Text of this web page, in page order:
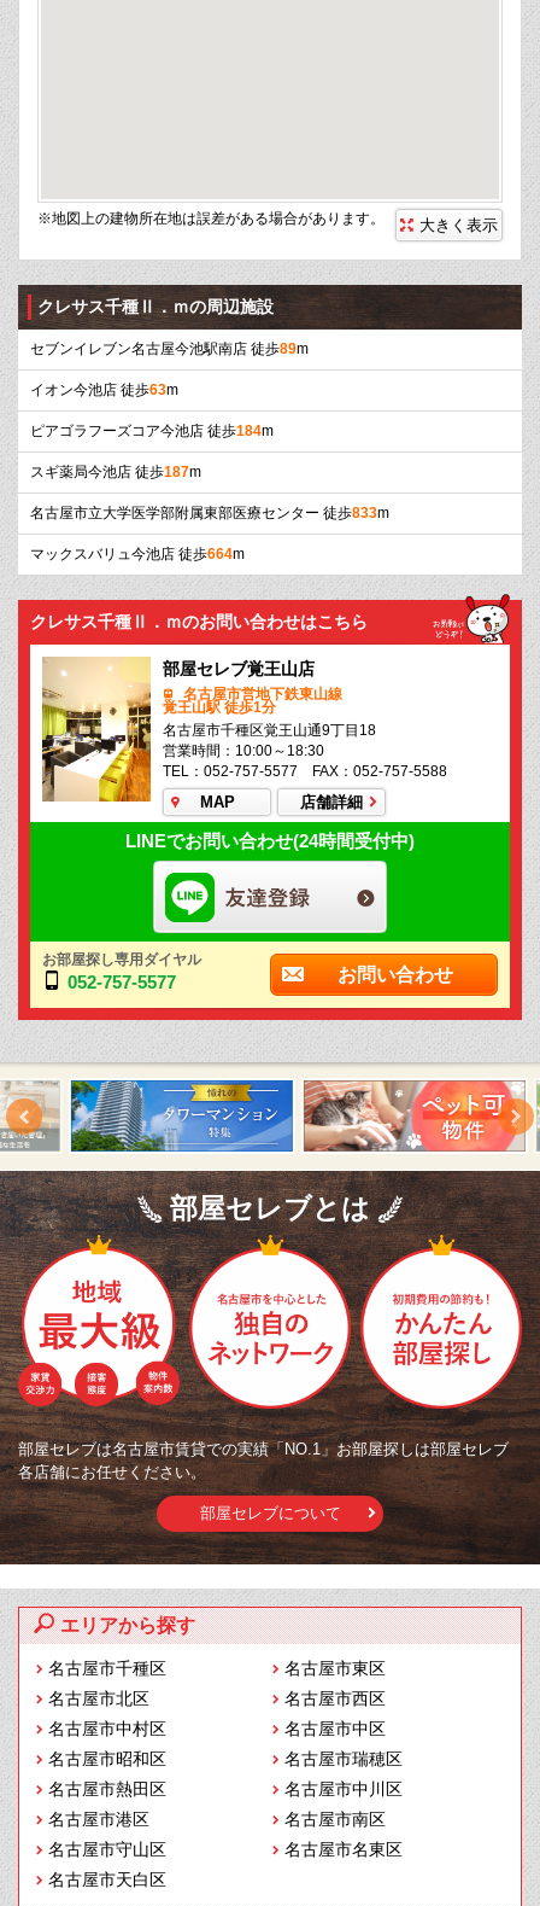
※地図上の建物所在地は誤差がある場合があります。 大きく表示
クレサス千種Ⅱ．ｍの周辺施設
セブンイレブン名古屋今池駅南店 徒歩89m
イオン今池店 徒歩63m
ピアゴラフーズコア今池店 徒歩184m
スギ薬局今池店 徒歩187m
名古屋市立大学医学部附属東部医療センター 徒歩833m
マックスバリュ今池店 徒歩664m
クレサス千種Ⅱ．ｍのお問い合わせはこちら
部屋セレブ覚王山店
名古屋市営地下鉄東山線
覚王山駅 徒歩1分
名古屋市千種区覚王山通9丁目18
営業時間：10:00～18:30
TEL：052-757-5577 FAX：052-757-5588
MAP 店舗詳細
LINEでお問い合わせ(24時間受付中)
お部屋探し専用ダイヤル
052-757-5577 お問い合わせ
部屋セレブとは
部屋セレブは名古屋市賃貸での実績「NO.1」お部屋探しは部屋セレブ
各店舗にお任せください。
部屋セレブについて
エリアから探す
名古屋市千種区
名古屋市東区
名古屋市北区
名古屋市西区
名古屋市中村区
名古屋市中区
名古屋市昭和区
名古屋市瑞穂区
名古屋市熱田区
名古屋市中川区
名古屋市港区
名古屋市南区
名古屋市守山区
名古屋市名東区
名古屋市天白区